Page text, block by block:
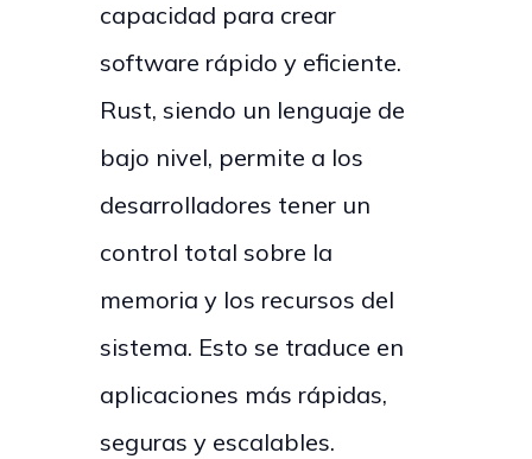
capacidad para crear
software rápido y eficiente.
Rust, siendo un lenguaje de
bajo nivel, permite a los
desarrolladores tener un
control total sobre la
memoria y los recursos del
sistema. Esto se traduce en
aplicaciones más rápidas,
seguras y escalables.